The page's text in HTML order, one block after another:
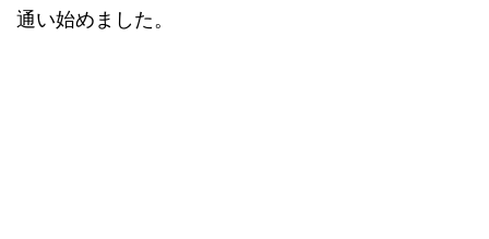
通い始めました。